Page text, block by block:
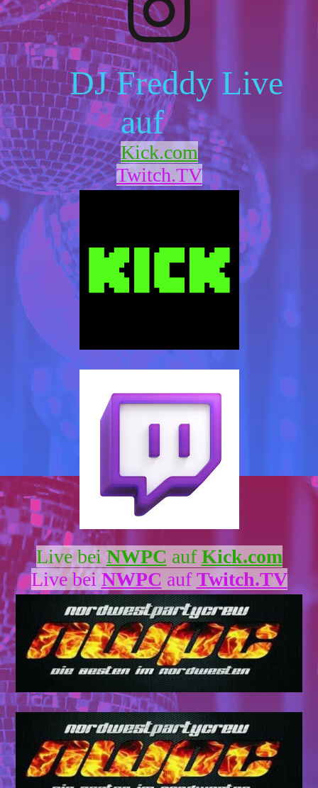
DJ Freddy Live
auf
Kick.com
Twitch.TV
Live beiNWPC aufKick.com
Live beiNWPC aufTwitch.TV